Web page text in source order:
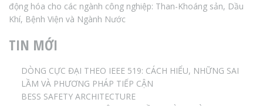
động hóa cho các ngành công nghiệp: Than-Khoáng sản, Dầu
Khí, Bệnh Viện và Ngành Nước
TIN MỚI
DÒNG CỰC ĐẠI THEO IEEE 519: CÁCH HIỂU, NHỮNG SAI
LẦM VÀ PHƯƠNG PHÁP TIẾP CẬN
BESS SAFETY ARCHITECTURE